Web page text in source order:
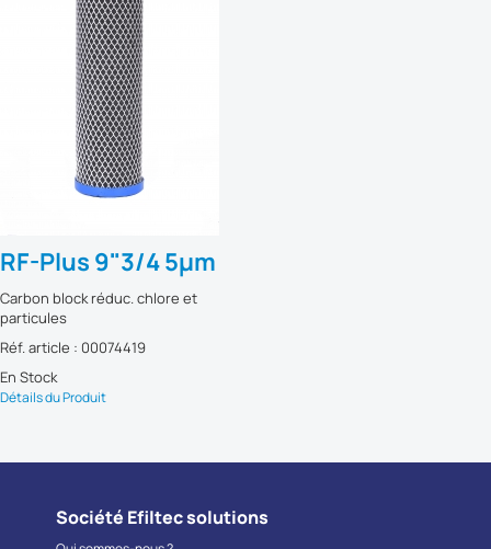
RF-Plus 9"3/4 5µm
Carbon block réduc. chlore et
particules
Réf. article : 00074419
En Stock
Détails du Produit
Société Efiltec solutions